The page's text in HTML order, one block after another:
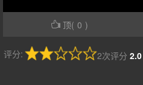
顶( 0 )
评分: 2.0
2次评分